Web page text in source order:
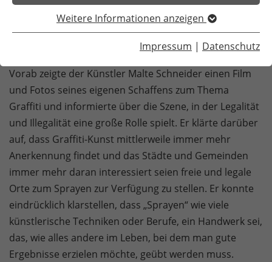
Weitere Informationen anzeigen
Impressum | Datenschutz
Graffiti Kunst Projekt
Vorab zeigte der Künstler Malte Schneider einen Film
und Fotos seines eigenen Schaffens zum Thema
Graffiti und informierte über die Szene, in der Legalität
und Illegalität eine große Rolle spielt. Er klärte darüber
auf, dass Graffiti-Kunst mittlerweile immer mehr
Anerkennung findet und das Städte und Gemeinden
immer mehr daran interessiert seien freie und legale
Orte zum Sprayen zur Verfügung zu stellen. Er konnte
eindrücklich klarstellen, dass „Sprayen“ wie viele
künstlerische Techniken oder Berufe, ein Handwerk sei,
das, wie alles andere im Leben, bei dem man gute
Ergebnisse erzielen möchte, geübt werden muss.